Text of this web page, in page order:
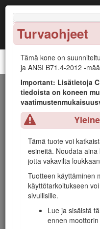
Turvaohjeet
Tämä kone on
ja ANSI B71.4-2012 -
Important: Lisätietoja
tiedoista on koneen
Tämä tuote voi
esineitä. Noudata
jotta vakavilta
Tuotteen käyttäminen
käyttötarkoitukseen
sivullisille.
Lue ja sisäistä
ennen
Groundsmaster®
Johdanto
Tämä kone on ajettava
ammattimaiseen
kiinteistöjen
tarkoitettu pensaiden
kasvuston leikkuuseen
maatalouskäyttöön.
Lue nämä tiedot
huoltamaan laitetta
tapaturmia ja
asianmukaisesta ja